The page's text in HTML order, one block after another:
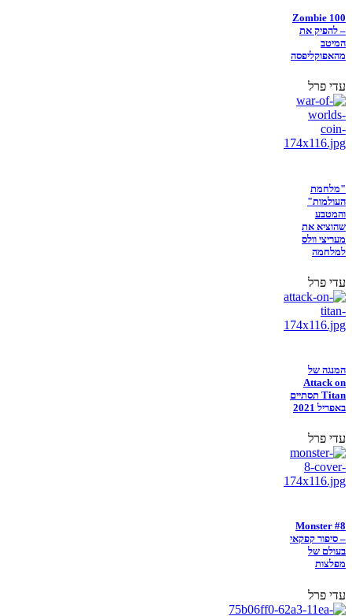
Zombie 100
– להפיק את
המיטב
מהאפוקליפסה
עדי פרל
"מלחמת
העולמות"
והמטבע
שהוציא את
מעריצי וולס
למלחמה
עדי פרל
המנגה של
Attack on
Titan תסתיים
באפריל 2021
עדי פרל
Monster #8
– סיפור קפקאי
בעולם של
מפלצות
עדי פרל